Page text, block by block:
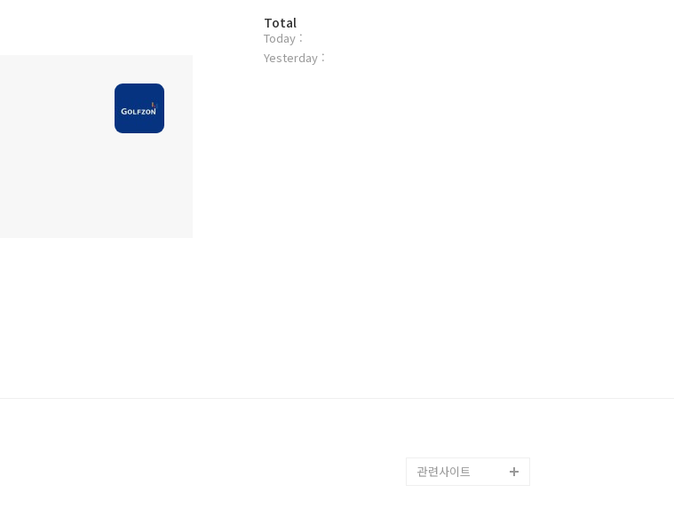
방
문
자
Total
Today :
Yesterday :
관련사이트